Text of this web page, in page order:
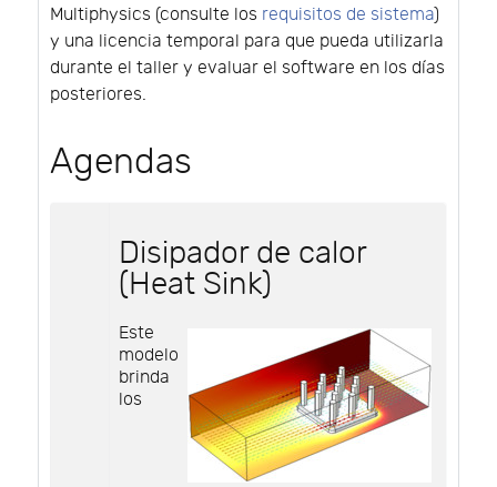
Multiphysics (consulte los requisitos de sistema)
y una licencia temporal para que pueda utilizarla
durante el taller y evaluar el software en los días
posteriores.
Agendas
Disipador de calor
(Heat Sink)
Este
modelo
brinda
los